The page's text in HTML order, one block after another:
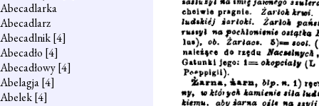
Abecadlarka
Abecadlarz
Abecadlnik[4]
Abecadło [4]
Abecadłowy[4]
Abelagja[4]
Abelek[4]